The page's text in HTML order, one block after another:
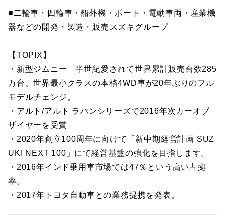
■二輪車・四輪車・船外機・ボート・電動車両・産業機
器などの開発・製造・販売スズキグループ
【TOPIX】
・新型ジムニー 半世紀愛されて世界累計販売台数285
万台、世界最小クラスの本格4WD車が20年ぶりのフル
モデルチェンジ。
・アルト/アルト ラパンシリーズで2016年次カーオブ
ザイヤーを受賞
・2020年創立100周年に向けて「新中期経営計画 SUZ
UKI NEXT 100」にて経営基盤の強化を目指します。
・2016年インド乗用車市場では47％という高い占拠
率。
・2017年トヨタ自動車との業務提携を発表。